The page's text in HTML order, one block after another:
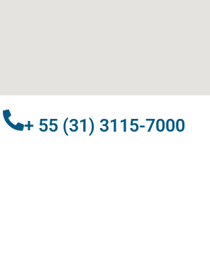
+ 55 (31) 3115-7000​